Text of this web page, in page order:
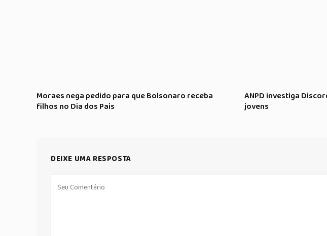
Moraes nega pedido para que Bolsonaro receba
filhos no Dia dos Pais
ANPD investiga
jovens
DEIXE UMA RESPOSTA